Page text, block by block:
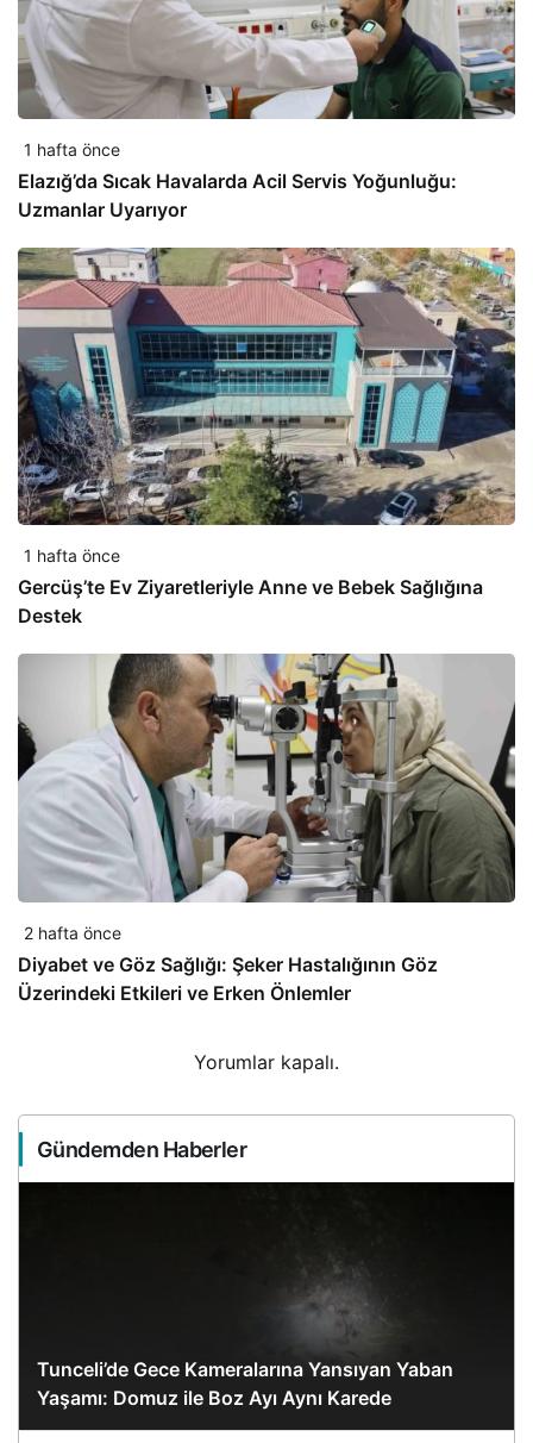
1 hafta önce
Elazığ’da Sıcak Havalarda Acil Servis Yoğunluğu:
Uzmanlar Uyarıyor
1 hafta önce
Gercüş’te Ev Ziyaretleriyle Anne ve Bebek Sağlığına
Destek
2 hafta önce
Diyabet ve Göz Sağlığı: Şeker Hastalığının Göz
Üzerindeki Etkileri ve Erken Önlemler
Yorumlar kapalı.
Gündemden Haberler
Tunceli’de Gece Kameralarına Yansıyan Yaban
Yaşamı: Domuz ile Boz Ayı Aynı Karede